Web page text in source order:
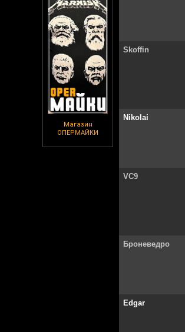
Магазин
ОПЕРМАЙКИ
Skoffin
Nikolai
VC9
Броневедро
Edgar